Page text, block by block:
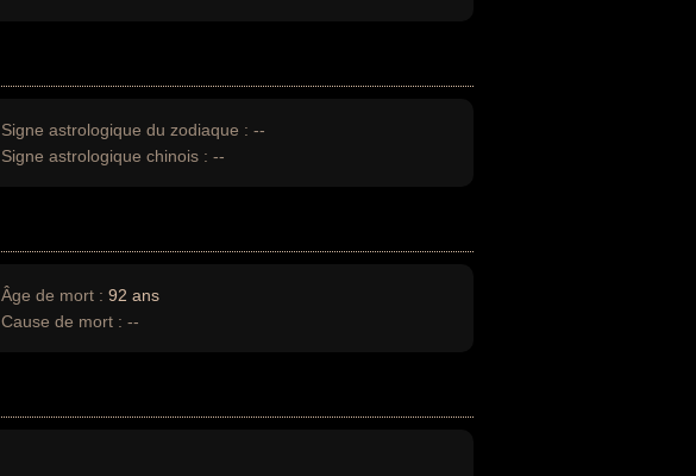
Signe astrologique du zodiaque : --
Signe astrologique chinois : --
Âge de mort : 92 ans
Cause de mort : --